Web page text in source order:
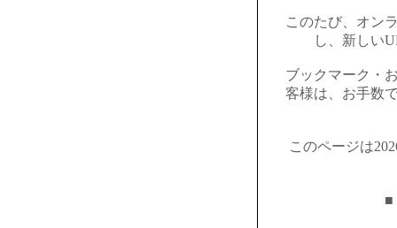
このたび、オン
し、新しい
ブックマーク・
客様は、お手数
このページは
■